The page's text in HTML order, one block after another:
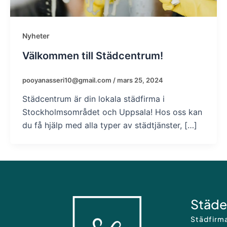
Nyheter
Välkommen till Städcentrum!
pooyanasseri10@gmail.com /mars 25, 2024
Städcentrum är din lokala städfirma i
Stockholmsområdet och Uppsala! Hos oss kan
du få hjälp med alla typer av städtjänster, […]